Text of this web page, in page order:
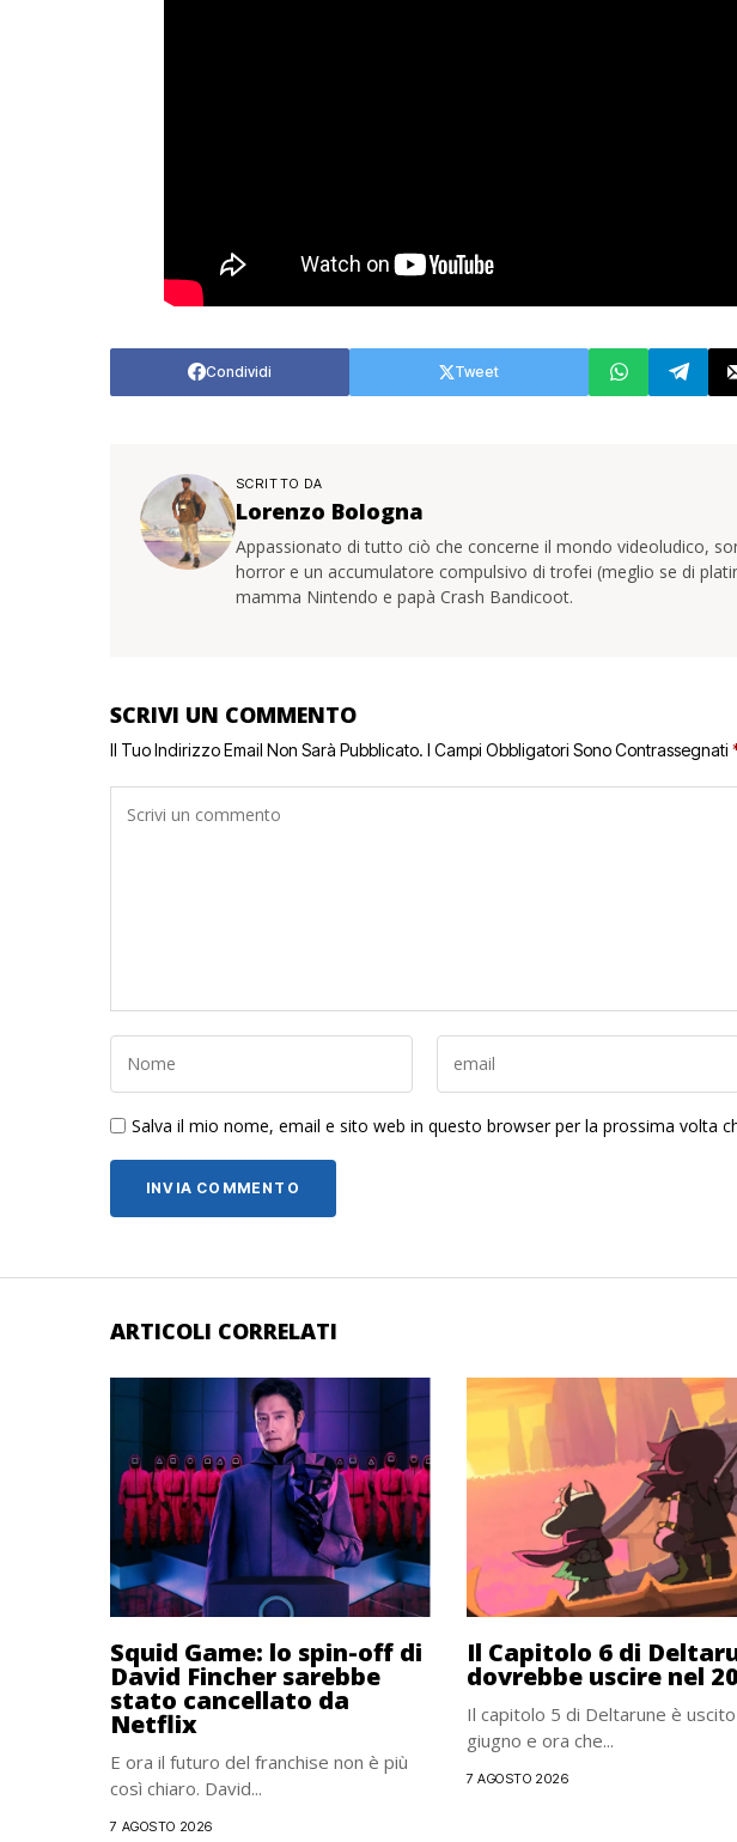
Condividi Tweet
SCRITTO DA
Lorenzo Bologna
Appassionato di tutto ciò che concerne il mondo videoludico,
horror e un accumulatore compulsivo di trofei (meglio se di
mamma Nintendo e papà Crash Bandicoot.
SCRIVI UN COMMENTO
Il Tuo Indirizzo Email Non Sarà Pubblicato. I Campi Obbligatori Sono Contrassegnati
Salva il mio nome, email e sito web in questo browser per la prossima volta
ARTICOLI CORRELATI
Squid Game: lo spin-off di
David Fincher sarebbe
stato cancellato da
Netflix
E ora il futuro del franchise non è più
così chiaro. David...
7 AGOSTO 2026
Il Capitolo 6 di
dovrebbe uscire nel
Il capitolo 5 di Deltarune è
giugno e ora che...
7 AGOSTO 2026